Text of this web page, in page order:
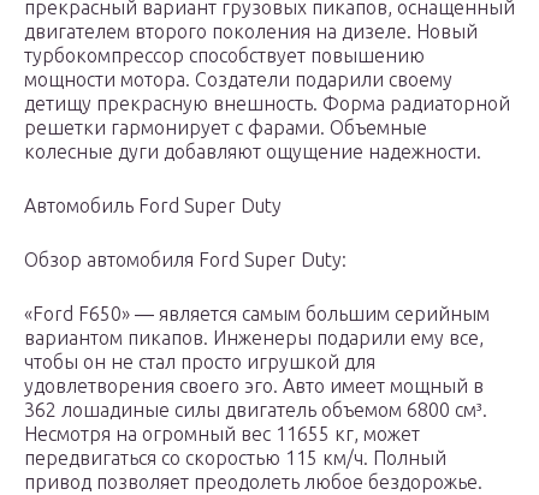
прекрасный вариант грузовых пикапов, оснащенный
двигателем второго поколения на дизеле. Новый
турбокомпрессор способствует повышению
мощности мотора. Создатели подарили своему
детищу прекрасную внешность. Форма радиаторной
решетки гармонирует с фарами. Объемные
колесные дуги добавляют ощущение надежности.
Автомобиль Ford Super Duty
Обзор автомобиля Ford Super Duty:
«Ford F650» ― является самым большим серийным
вариантом пикапов. Инженеры подарили ему все,
чтобы он не стал просто игрушкой для
удовлетворения своего эго. Авто имеет мощный в
362 лошадиные силы двигатель объемом 6800 см³.
Несмотря на огромный вес 11655 кг, может
передвигаться со скоростью 115 км/ч. Полный
привод позволяет преодолеть любое бездорожье.